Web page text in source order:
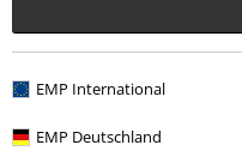
EMP International
EMP Deutschland